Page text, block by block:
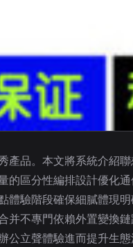
品。本文將系統介
區分性編排設計優化
體驗階段確保細膩體
不專門依賴外置變換
立聲體驗進而提升生